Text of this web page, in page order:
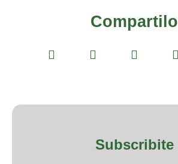
Compartilo
Subscribite